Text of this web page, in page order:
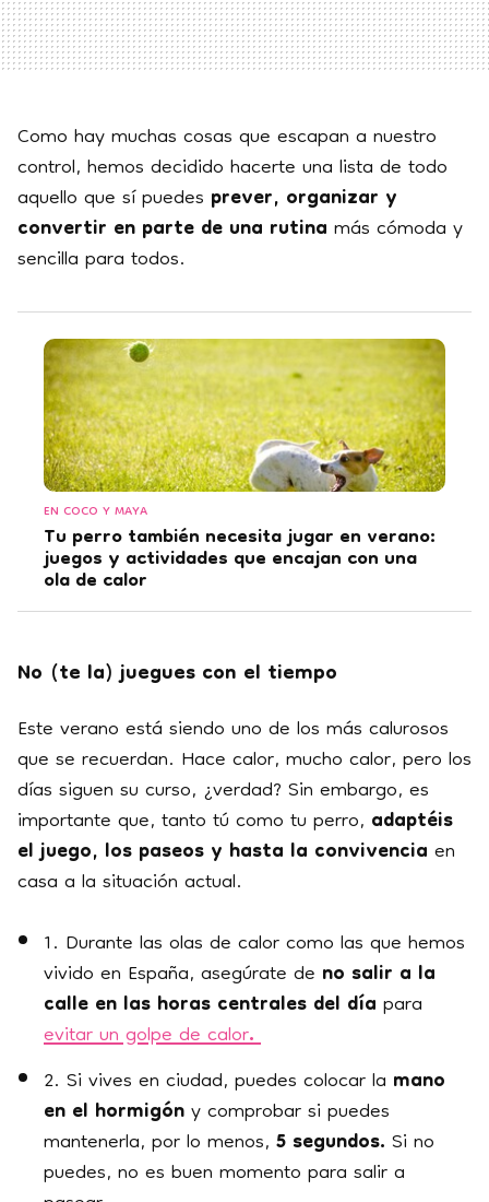
Como hay muchas cosas que escapan a nuestro
control, hemos decidido hacerte una lista de todo
aquello que sí puedesprever, organizar y
convertiren parte de una rutinamás cómoda y
sencilla para todos.
EN COCO Y MAYA
Tu perro también necesita jugar en verano:
juegos y actividades que encajan con una
ola de calor
No (te la) juegues con el tiempo
Este verano está siendo uno de los más calurosos
que se recuerdan. Hace calor, mucho calor, pero los
días siguen su curso, ¿verdad? Sin embargo, es
importante que,tanto tú como tu perro,adaptéis
el juego, los paseos y hasta la convivenciaen
casa a la situación actual.
1. Durante las olas de calor como las que hemos
vivido en España, asegúrate deno salir a la
calle en las horas centrales del díapara
evitar un golpe de calor.
2. Si vives en ciudad, puedes colocar lamano
en el hormigóny comprobar si puedes
mantenerla, por lo menos,5 segundos.Si no
puedes, no es buen momento para salir a